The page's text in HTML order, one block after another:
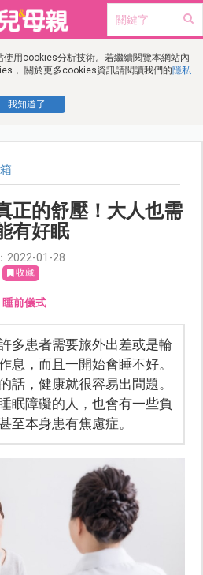
用cookies分析技術。若繼續閱覽本網站內
， 關於更多cookies資訊請閱讀我們的隱私
我知道了
正的舒壓！大人也需
有好眠
2022-01-28
收藏
睡前儀式
多患者需要旅外出差或是輪
息，而且一開始會睡不好。
話，健康就很容易出問題。
眠障礙的人，也會有一些負
至本身患有焦慮症。